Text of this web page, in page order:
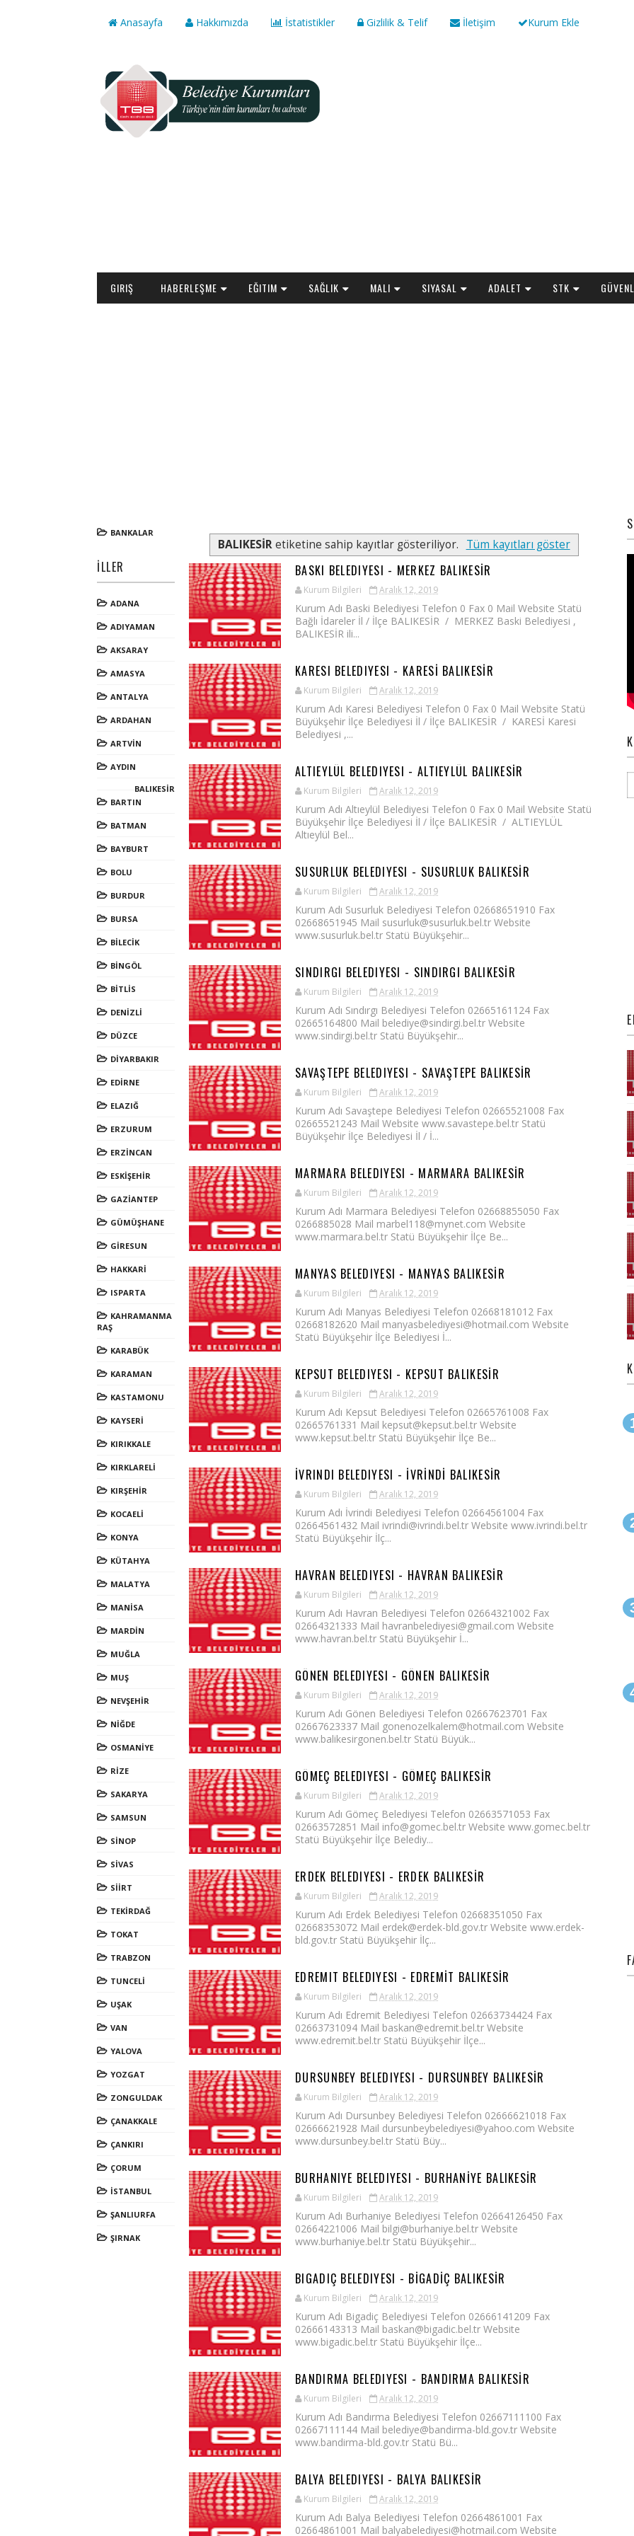
Anasayfa Hakkımızda İstatistikler Gizlilik & Telif İletişim Kurum Ekle
GIRIŞ HABERLEŞME EĞITIM SAĞLIK MALI SIYASAL ADALET STK
BANKALAR
İLLER
ADANA
ADIYAMAN
AKSARAY
AMASYA
ANTALYA
ARDAHAN
ARTVİN
AYDIN
BALIKESİR
BARTIN
BATMAN
BAYBURT
BOLU
BURDUR
BURSA
BİLECİK
BİNGÖL
BİTLİS
DENİZLİ
DÜZCE
DİYARBAKIR
EDİRNE
ELAZIĞ
ERZURUM
ERZİNCAN
ESKİŞEHİR
GAZİANTEP
GÜMÜŞHANE
GİRESUN
HAKKARİ
ISPARTA
KAHRAMANMA
RAŞ
KARABÜK
KARAMAN
KASTAMONU
KAYSERİ
KIRIKKALE
KIRKLARELİ
KIRŞEHİR
KOCAELİ
KONYA
KÜTAHYA
MALATYA
MANİSA
MARDİN
MUĞLA
MUŞ
NEVŞEHİR
NİĞDE
OSMANİYE
RİZE
SAKARYA
SAMSUN
SİNOP
SİVAS
SİİRT
TEKİRDAĞ
TOKAT
TRABZON
TUNCELİ
UŞAK
VAN
YALOVA
YOZGAT
ZONGULDAK
ÇANAKKALE
ÇANKIRI
ÇORUM
İSTANBUL
ŞANLIURFA
ŞIRNAK
BALIKESİRetiketine sahip kayıtlar gösteriliyor. Tüm kayıtları göster
BASKI BELEDIYESI - MERKEZ BALIKESİR
Kurum Bilgileri Aralık 12, 2019
Kurum Adı Baski Belediyesi Telefon 0 Fax 0 Mail Website Statü
Bağlı İdareler İl / İlçe BALIKESİR / MERKEZ Baski Belediyesi ,
BALIKESİR ili...
KARESI BELEDIYESI - KARESİ BALIKESİR
Kurum Bilgileri Aralık 12, 2019
Kurum Adı Karesi Belediyesi Telefon 0 Fax 0 Mail Website Statü
Büyükşehir İlçe Belediyesi İl / İlçe BALIKESİR / KARESİ Karesi
Belediyesi ,...
ALTIEYLÜL BELEDIYESI - ALTIEYLÜL BALIKESİR
Kurum Bilgileri Aralık 12, 2019
Kurum Adı Altıeylül Belediyesi Telefon 0 Fax 0 Mail Website Statü
Büyükşehir İlçe Belediyesi İl / İlçe BALIKESİR / ALTIEYLÜL
Altıeylül Bel...
SUSURLUK BELEDIYESI - SUSURLUK BALIKESİR
Kurum Bilgileri Aralık 12, 2019
Kurum Adı Susurluk Belediyesi Telefon 02668651910 Fax
02668651945 Mail susurluk@susurluk.bel.tr Website
www.susurluk.bel.tr Statü Büyükşehir...
SINDIRGI BELEDIYESI - SINDIRGI BALIKESİR
Kurum Bilgileri Aralık 12, 2019
Kurum Adı Sındırgı Belediyesi Telefon 02665161124 Fax
02665164800 Mail belediye@sindirgi.bel.tr Website
www.sindirgi.bel.tr Statü Büyükşehir...
SAVAŞTEPE BELEDIYESI - SAVAŞTEPE BALIKESİR
Kurum Bilgileri Aralık 12, 2019
Kurum Adı Savaştepe Belediyesi Telefon 02665521008 Fax
02665521243 Mail Website www.savastepe.bel.tr Statü
Büyükşehir İlçe Belediyesi İl / İ...
MARMARA BELEDIYESI - MARMARA BALIKESİR
Kurum Bilgileri Aralık 12, 2019
Kurum Adı Marmara Belediyesi Telefon 02668855050 Fax
0266885028 Mail marbel118@mynet.com Website
www.marmara.bel.tr Statü Büyükşehir İlçe Be...
MANYAS BELEDIYESI - MANYAS BALIKESİR
Kurum Bilgileri Aralık 12, 2019
Kurum Adı Manyas Belediyesi Telefon 02668181012 Fax
02668182620 Mail manyasbelediyesi@hotmail.com Website
Statü Büyükşehir İlçe Belediyesi İ...
KEPSUT BELEDIYESI - KEPSUT BALIKESİR
Kurum Bilgileri Aralık 12, 2019
Kurum Adı Kepsut Belediyesi Telefon 02665761008 Fax
02665761331 Mail kepsut@kepsut.bel.tr Website
www.kepsut.bel.tr Statü Büyükşehir İlçe Be...
İVRINDI BELEDIYESI - İVRİNDİ BALIKESİR
Kurum Bilgileri Aralık 12, 2019
Kurum Adı İvrindi Belediyesi Telefon 02664561004 Fax
02664561432 Mail ivrindi@ivrindi.bel.tr Website www.ivrindi.bel.tr
Statü Büyükşehir İlç...
HAVRAN BELEDIYESI - HAVRAN BALIKESİR
Kurum Bilgileri Aralık 12, 2019
Kurum Adı Havran Belediyesi Telefon 02664321002 Fax
02664321333 Mail havranbelediyesi@gmail.com Website
www.havran.bel.tr Statü Büyükşehir İ...
GÖNEN BELEDIYESI - GÖNEN BALIKESİR
Kurum Bilgileri Aralık 12, 2019
Kurum Adı Gönen Belediyesi Telefon 02667623701 Fax
02667623337 Mail gonenozelkalem@hotmail.com Website
www.balikesirgonen.bel.tr Statü Büyük...
GÖMEÇ BELEDIYESI - GÖMEÇ BALIKESİR
Kurum Bilgileri Aralık 12, 2019
Kurum Adı Gömeç Belediyesi Telefon 02663571053 Fax
02663572851 Mail info@gomec.bel.tr Website www.gomec.bel.tr
Statü Büyükşehir İlçe Belediy...
ERDEK BELEDIYESI - ERDEK BALIKESİR
Kurum Bilgileri Aralık 12, 2019
Kurum Adı Erdek Belediyesi Telefon 02668351050 Fax
02668353072 Mail erdek@erdek-bld.gov.tr Website www.erdek-
bld.gov.tr Statü Büyükşehir İlç...
EDREMIT BELEDIYESI - EDREMİT BALIKESİR
Kurum Bilgileri Aralık 12, 2019
Kurum Adı Edremit Belediyesi Telefon 02663734424 Fax
02663731094 Mail baskan@edremit.bel.tr Website
www.edremit.bel.tr Statü Büyükşehir İlçe...
DURSUNBEY BELEDIYESI - DURSUNBEY BALIKESİR
Kurum Bilgileri Aralık 12, 2019
Kurum Adı Dursunbey Belediyesi Telefon 02666621018 Fax
02666621928 Mail dursunbeybelediyesi@yahoo.com Website
www.dursunbey.bel.tr Statü Büy...
BURHANIYE BELEDIYESI - BURHANİYE BALIKESİR
Kurum Bilgileri Aralık 12, 2019
Kurum Adı Burhaniye Belediyesi Telefon 02664126450 Fax
02664221006 Mail bilgi@burhaniye.bel.tr Website
www.burhaniye.bel.tr Statü Büyükşehir...
BIGADIÇ BELEDIYESI - BİGADİÇ BALIKESİR
Kurum Bilgileri Aralık 12, 2019
Kurum Adı Bigadiç Belediyesi Telefon 02666141209 Fax
02666143313 Mail baskan@bigadic.bel.tr Website
www.bigadic.bel.tr Statü Büyükşehir İlçe...
BANDIRMA BELEDIYESI - BANDIRMA BALIKESİR
Kurum Bilgileri Aralık 12, 2019
Kurum Adı Bandırma Belediyesi Telefon 02667111100 Fax
02667111144 Mail belediye@bandirma-bld.gov.tr Website
www.bandirma-bld.gov.tr Statü Bü...
BALYA BELEDIYESI - BALYA BALIKESİR
Kurum Bilgileri Aralık 12, 2019
Kurum Adı Balya Belediyesi Telefon 02664861001 Fax
02664861001 Mail balyabelediyesi@hotmail.com Website